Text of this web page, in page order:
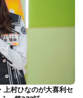
上村ひなのが大喜利セ